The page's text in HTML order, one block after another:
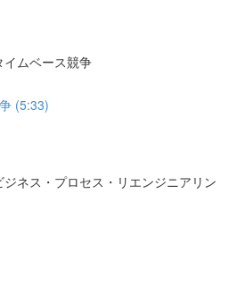
ムベース競争
(5:33)
ス・プロセス・リエンジニアリン